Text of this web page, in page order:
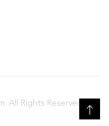
All Rights Reserved.